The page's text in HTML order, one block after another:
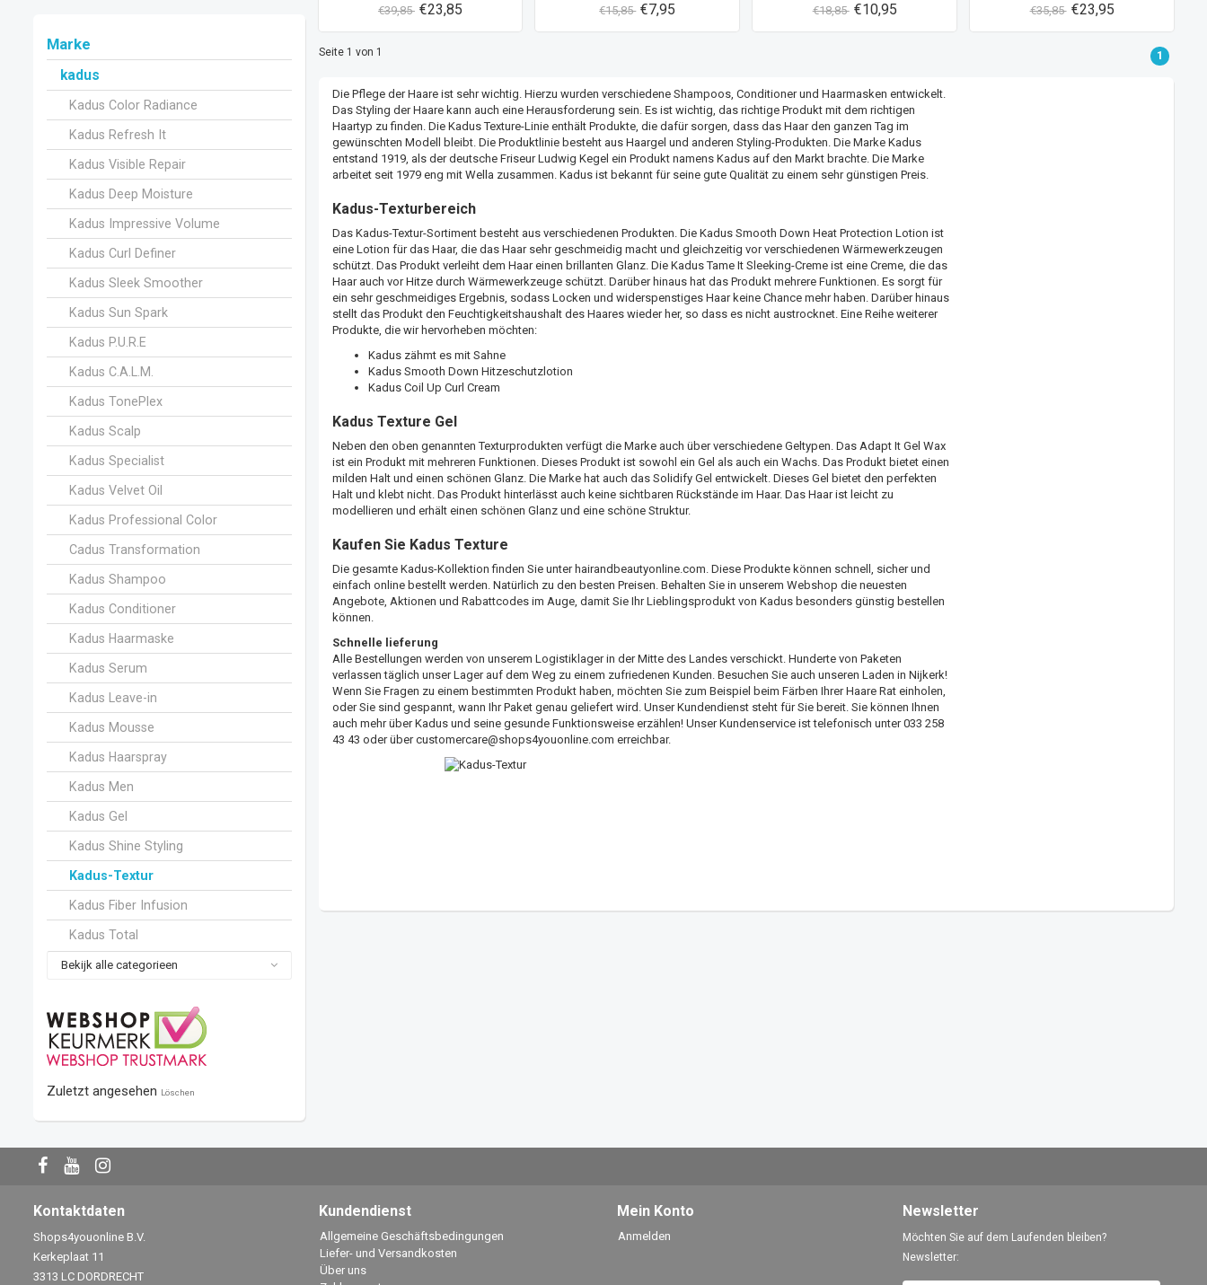
Marke
kadus
Kadus Color Radiance
Kadus Refresh It
Kadus Visible Repair
Kadus Deep Moisture
Kadus Impressive Volume
Kadus Curl Definer
Kadus Sleek Smoother
Kadus Sun Spark
Kadus P.U.R.E
Kadus C.A.L.M.
Kadus TonePlex
Kadus Scalp
Kadus Specialist
Kadus Velvet Oil
Kadus Professional Color
Cadus Transformation
Kadus Shampoo
Kadus Conditioner
Kadus Haarmaske
Kadus Serum
Kadus Leave-in
Kadus Mousse
Kadus Haarspray
Kadus Men
Kadus Gel
Kadus Shine Styling
Kadus-Textur
Kadus Fiber Infusion
Kadus Total
Bekijk alle categorieen
Zuletzt angesehen Löschen
€39,85 €23,85 €15,85 €7,95 €18,85 €10,95 €35,85 €23,95
Seite 1 von 1 1
Die Pflege der Haare ist sehr wichtig. Hierzu wurden verschiedene Shampoos, Conditioner und Haarmasken entwickelt.
Das Styling der Haare kann auch eine Herausforderung sein. Es ist wichtig, das richtige Produkt mit dem richtigen
Haartyp zu finden. Die Kadus Texture-Linie enthält Produkte, die dafür sorgen, dass das Haar den ganzen Tag im
gewünschten Modell bleibt. Die Produktlinie besteht aus Haargel und anderen Styling-Produkten. Die Marke Kadus
entstand 1919, als der deutsche Friseur Ludwig Kegel ein Produkt namens Kadus auf den Markt brachte. Die Marke
arbeitet seit 1979 eng mit Wella zusammen. Kadus ist bekannt für seine gute Qualität zu einem sehr günstigen Preis.
Kadus-Texturbereich
Das Kadus-Textur-Sortiment besteht aus verschiedenen Produkten. Die Kadus Smooth Down Heat Protection Lotion ist
eine Lotion für das Haar, die das Haar sehr geschmeidig macht und gleichzeitig vor verschiedenen Wärmewerkzeugen
schützt. Das Produkt verleiht dem Haar einen brillanten Glanz. Die Kadus Tame It Sleeking-Creme ist eine Creme, die das
Haar auch vor Hitze durch Wärmewerkzeuge schützt. Darüber hinaus hat das Produkt mehrere Funktionen. Es sorgt für
ein sehr geschmeidiges Ergebnis, sodass Locken und widerspenstiges Haar keine Chance mehr haben. Darüber hinaus
stellt das Produkt den Feuchtigkeitshaushalt des Haares wieder her, so dass es nicht austrocknet. Eine Reihe weiterer
Produkte, die wir hervorheben möchten:
Kadus zähmt es mit Sahne
Kadus Smooth Down Hitzeschutzlotion
Kadus Coil Up Curl Cream
Kadus Texture Gel
Neben den oben genannten Texturprodukten verfügt die Marke auch über verschiedene Geltypen. Das Adapt It Gel Wax
ist ein Produkt mit mehreren Funktionen. Dieses Produkt ist sowohl ein Gel als auch ein Wachs. Das Produkt bietet einen
milden Halt und einen schönen Glanz. Die Marke hat auch das Solidify Gel entwickelt. Dieses Gel bietet den perfekten
Halt und klebt nicht. Das Produkt hinterlässt auch keine sichtbaren Rückstände im Haar. Das Haar ist leicht zu
modellieren und erhält einen schönen Glanz und eine schöne Struktur.
Kaufen Sie Kadus Texture
Die gesamte Kadus-Kollektion finden Sie unter hairandbeautyonline.com. Diese Produkte können schnell, sicher und
einfach online bestellt werden. Natürlich zu den besten Preisen. Behalten Sie in unserem Webshop die neuesten
Angebote, Aktionen und Rabattcodes im Auge, damit Sie Ihr Lieblingsprodukt von Kadus besonders günstig bestellen
können.
Schnelle lieferung
Alle Bestellungen werden von unserem Logistiklager in der Mitte des Landes verschickt. Hunderte von Paketen
verlassen täglich unser Lager auf dem Weg zu einem zufriedenen Kunden. Besuchen Sie auch unseren Laden in Nijkerk!
Wenn Sie Fragen zu einem bestimmten Produkt haben, möchten Sie zum Beispiel beim Färben Ihrer Haare Rat einholen,
oder Sie sind gespannt, wann Ihr Paket genau geliefert wird. Unser Kundendienst steht für Sie bereit. Sie können Ihnen
auch mehr über Kadus und seine gesunde Funktionsweise erzählen! Unser Kundenservice ist telefonisch unter 033 258
43 43 oder übercustomercare@shops4youonline.com erreichbar.
Kontaktdaten
Shops4youonline B.V.
Kerkeplaat 11
3313 LC DORDRECHT
Kundendienst
Allgemeine Geschäftsbedingungen
Liefer- und Versandkosten
Über uns
Mein Konto
Anmelden
Newsletter
Möchten Sie auf dem Laufenden bleiben?
Newsletter: